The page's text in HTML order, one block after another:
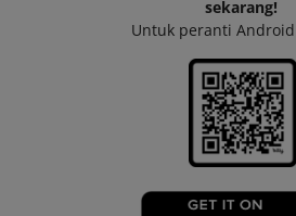
sekarang!
Untuk peranti